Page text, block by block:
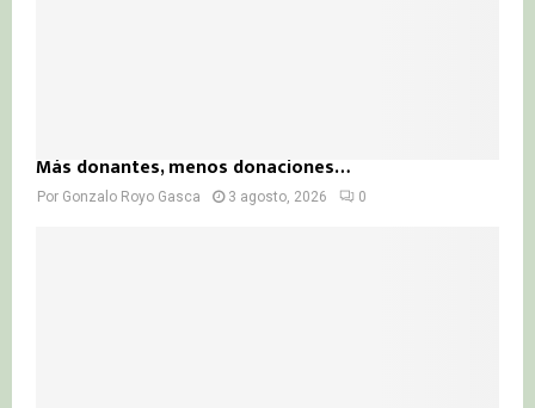
Más donantes, menos donaciones…
Por Gonzalo Royo Gasca 3 agosto, 2026 0